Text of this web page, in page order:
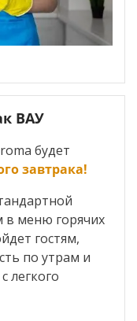
ВАУ
будет
завтрака!
в меню горячих
гостям,
по утрам и
легкого